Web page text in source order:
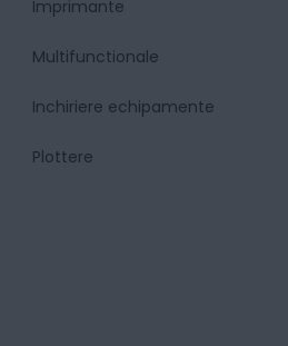
Imprimante
Multifunctionale
Inchiriere echipamente
Plottere